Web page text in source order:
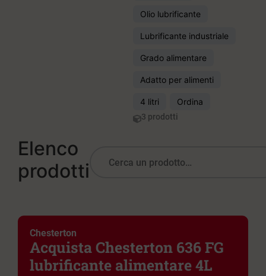
Olio lubrificante
Lubrificante industriale
Grado alimentare
Adatto per alimenti
4 litri Ordina
3 prodotti
Elenco
prodotti
Chesterton
Acquista Chesterton 636 FG
lubrificante alimentare 4L